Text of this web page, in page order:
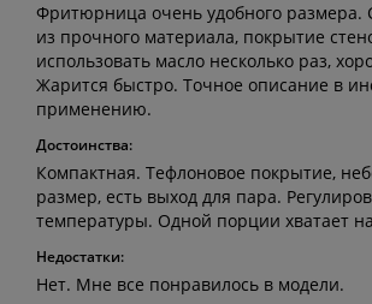
Фритюрница очень удобного размера.
из прочного материала, покрытие
использовать масло несколько раз,
Жарится быстро. Точное описание в
применению.
Достоинства:
Компактная. Тефлоновое покрытие,
размер, есть выход для пара.
температуры. Одной порции хватает на
Недостатки:
Нет. Мне все понравилось в модели.